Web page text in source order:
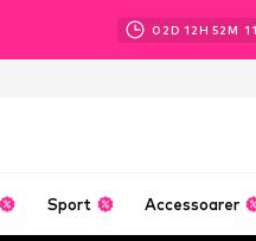
02D 12H 52M
Sport Accessoarer